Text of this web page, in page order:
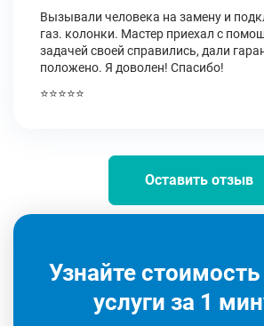
Вызывали человека на замену и
газ. колонки. Мастер приехал с
задачей своей справились, дали
положено. Я доволен! Спасибо!
⭐⭐⭐⭐⭐
Оставить отзыв
Узнайте
услуги за 1